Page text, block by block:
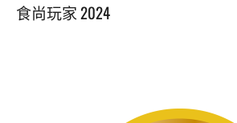
食尚玩家 2024